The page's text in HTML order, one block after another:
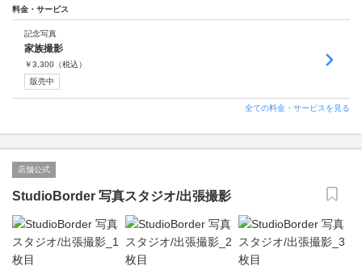
料金・サービス
記念写真
家族撮影
￥3,300 （税込）
販売中
全ての料金・サービスを見る
店舗公式
StudioBorder 写真スタジオ/出張撮影